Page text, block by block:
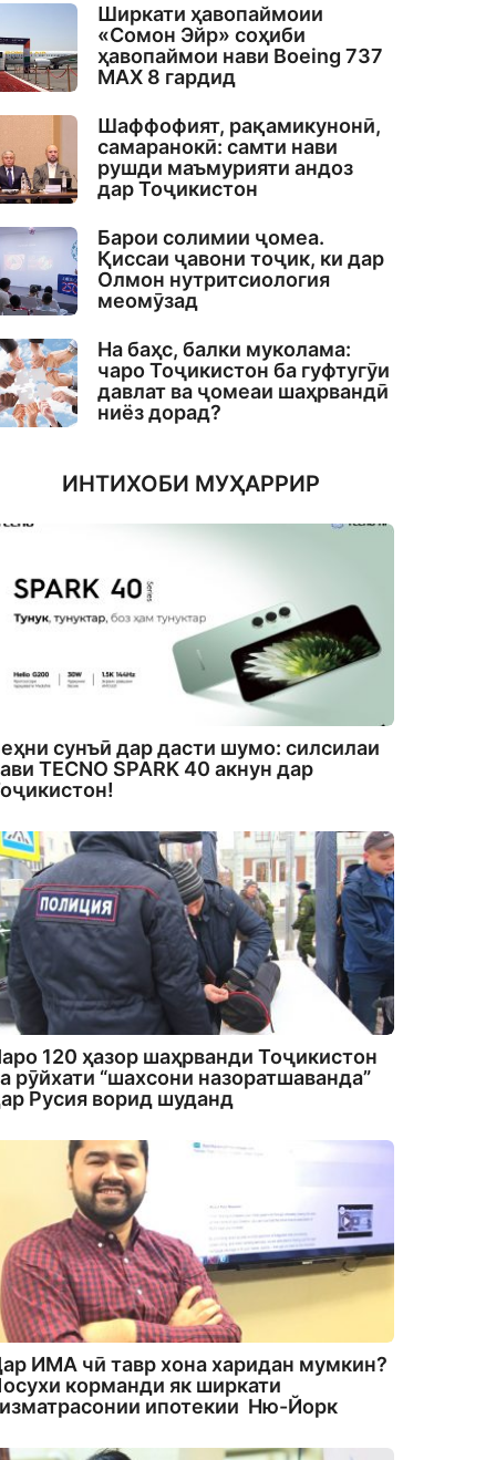
Ширкати ҳавопаймоии
«Сомон Эйр» соҳиби
ҳавопаймои нави Boeing 737
MAX 8 гардид
Шаффофият, рақамикунонӣ,
самаранокӣ: самти нави
рушди маъмурияти андоз
дар Тоҷикистон
Барои солимии ҷомеа.
Қиссаи ҷавони тоҷик, ки дар
Олмон нутритсиология
меомӯзад
На баҳс, балки муколама:
чаро Тоҷикистон ба гуфтугӯи
давлат ва ҷомеаи шаҳрвандӣ
ниёз дорад?
ИНТИХОБИ МУҲАРРИР
сунъӣ дар дасти шумо: силсилаи
TECNO SPARK 40 акнун дар
120 ҳазор шаҳрванди Тоҷикистон
рӯйхати “шахсони назоратшаванда”
Русия ворид шуданд
ИМА чӣ тавр хона харидан мумкин?
корманди як ширкати
ипотекии Ню-Йорк